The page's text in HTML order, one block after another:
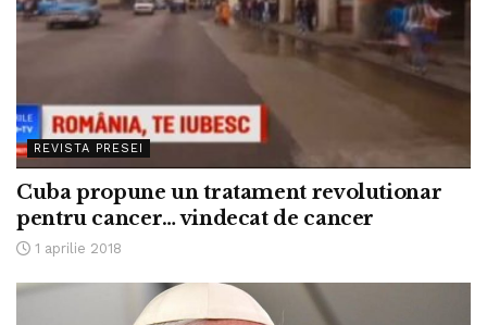
REVISTA PRESEI
Cuba propune un tratament revolutionar
pentru cancer… vindecat de cancer
1 aprilie 2018